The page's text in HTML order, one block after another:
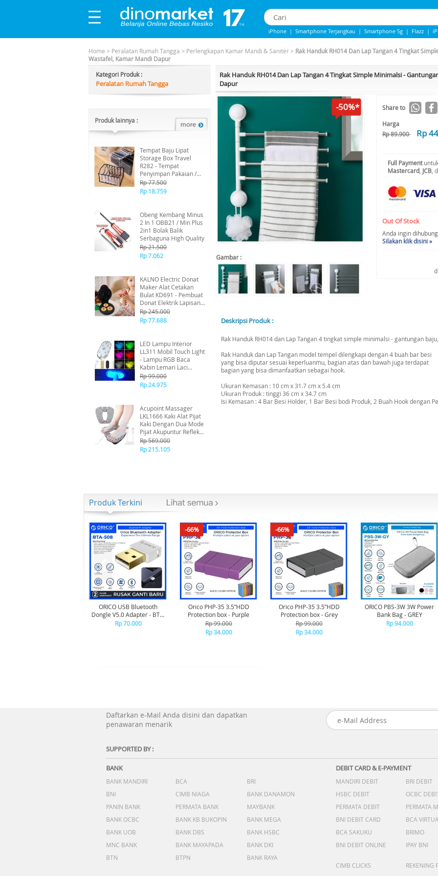
iPhone | Smartphone Terjangkau | Smartphone 5g | Flazz |
Home > Peralatan Rumah Tangga > Perlengkapan Kamar Mandi & Saniter> Rak Handuk RH014 Dan Lap Tangan 4 Tingkat
Wastafel, Kamar Mandi Dapur
Kategori Produk :
Peralatan Rumah Tangga
Produk lainnya :
Tempat Baju Lipat
Storage Box Travel
R282 - Tempat
Penyimpan Pakaian /
Dalaman Laundry Bag
Serbaguna Lemari Rapi
-Random
Rp 77.500
Rp 18.759
Obeng Kembang Minus
2 In 1 OBB21 / Min Plus
2in1 Bolak Balik
Serbaguna High Quality
Rp 21.500
Rp 7.062
KALNO Electric Donat
Maker Alat Cetakan
Bulat KD691 - Pembuat
Donat Elektrik Lapisan
Anti Lengket Untuk
Rumahan
Rp 245.000
Rp 77.688
LED Lampu Interior
LL311 Mobil Touch Light
- Lampu RGB Baca
Kabin Lemari Laci
Warna Warni Universal
Hias
Rp 99.000
Rp 24.975
Acupoint Massager
LKL1666 Kaki Alat Pijat
Kaki Dengan Dua Mode
Pijat Akupuntur Refleksi
Terapi Kesehatan Kaki
Meningkatkan Sirkulasi
Darah Meredakan Sakit
Rp 569.000
Rp 215.105
Rak Handuk RH014 Dan Lap Tangan 4 Tingkat Simple Minimalsi -
Dapur
-50%*
Gambar :
Share to
Harga
Rp 89.900
Rp
Full Payment
Mastercard JCB ,
Out Of Stock
Anda ingin
Silakan klik disini »
Deskripsi Produk :
Rak Handuk RH014 dan Lap Tangan 4 tingkat simple minimalsi - gantungan
Rak Handuk dan Lap Tangan model tempel dilengkapi dengan 4 buah bar besi
yang bisa diputar sesuai keperluanmu, bagian atas dan bawah juga terdapat
bagian yang bisa dimanfaatkan sebagai hook.
Ukuran Kemasan : 10 cm x 31.7 cm x 5.4 cm
Ukuran Produk : tinggi 36 cm x 34.7 cm
Isi Kemasan : 4 Bar Besi Holder, 1 Bar Besi bodi Produk, 2 Buah Hook dengan
Produk Terkini
ORICO USB Bluetooth
Dongle V5.0 Adapter - BTA-
508 - WHITE
Rp 70.000
-66%
Orico PHP-35 3.5”HDD
Protection box - Purple
Rp 99.000
Rp 34.000
-66%
Orico PHP-35 3.5”HDD
Protection box - Grey
Rp 99.000
Rp 34.000
ORICO PBS-3W 3W Power
Bank Bag - GREY
Rp 94.000
Daftarkan e-Mail Anda disini dan dapatkan
penawaran menarik
SUPPORTED BY :
BANK
BANK MANDIRI BCA
BRI
BNI
CIMB NIAGA
BANK DANAMON
PANIN BANK
PERMATA BANK
MAYBANK
BANK OCBC
BANK KB BUKOPIN
BANK MEGA
BANK UOB
BANK DBS
BANK HSBC
MNC BANK
BANK MAYAPADA
BANK DKI
BTN
BTPN BANK RAYA
DEBIT CARD & E-PAYMENT
MANDIRI DEBIT BRI DEBIT
HSBC DEBIT
OCBC
PERMATA DEBIT
PERMATA
BNI DEBIT CARD
BCA
BCA SAKUKU
BRIMO
BNI DEBIT ONLINE
IPAY BNI
CIMB CLICKS
REKENING